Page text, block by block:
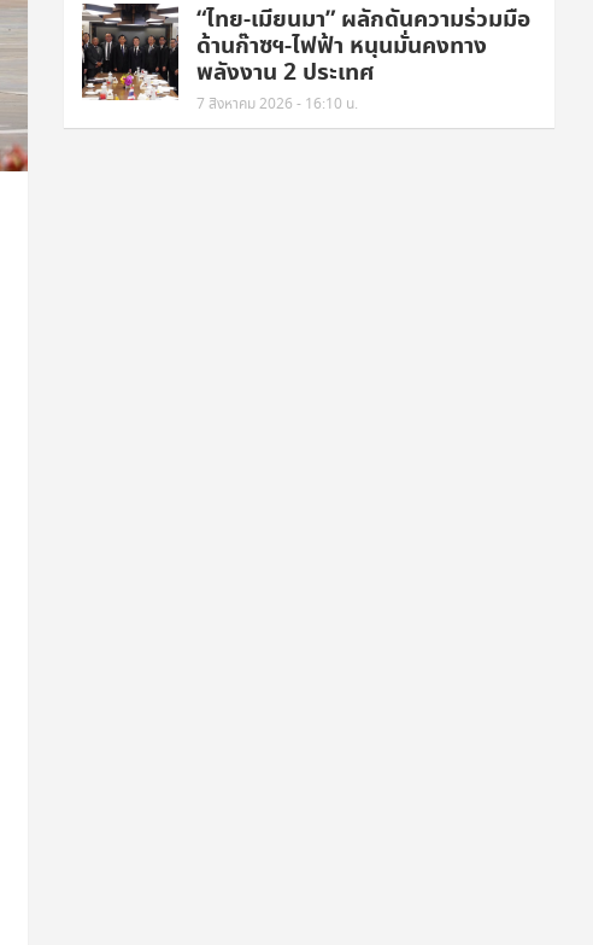
“ไทย-เมียนมา” ผลักดันความร่วมมือ
ด้านก๊าซฯ-ไฟฟ้า หนุนมั่นคงทาง
พลังงาน 2 ประเทศ
7 สิงหาคม 2026 - 16:10 น.